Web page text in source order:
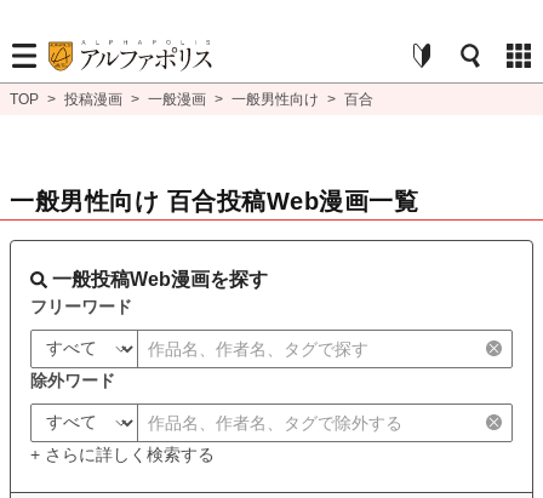
TOP > 投稿漫画 > 一般漫画 > 一般男性向け > 百合
一般男性向け 百合投稿Web漫画一覧
一般投稿Web漫画を探す
フリーワード
除外ワード
+ さらに詳しく検索する